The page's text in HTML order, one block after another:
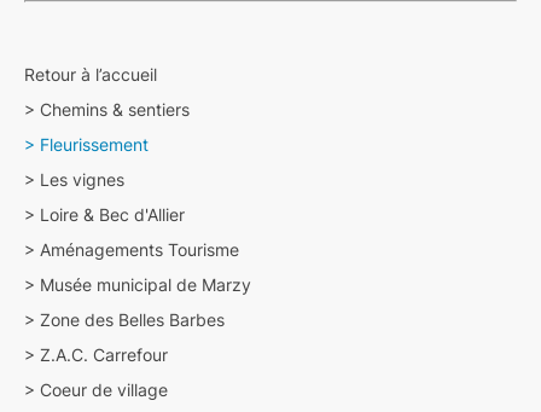
Retour à l’accueil
> Chemins & sentiers
> Fleurissement
> Les vignes
> Loire & Bec d'Allier
> Aménagements Tourisme
> Musée municipal de Marzy
> Zone des Belles Barbes
> Z.A.C. Carrefour
> Coeur de village